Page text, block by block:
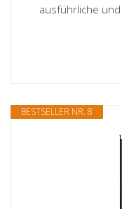
ausführliche
BESTSELLER NR. 8